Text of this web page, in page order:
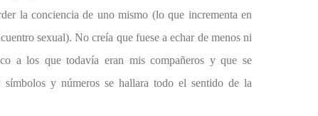
la conciencia de uno mismo (lo que incrementa en
sexual). No creía que fuese a echar de menos ni
a los que todavía eran mis compañeros y que se
y números se hallara todo el sentido de la